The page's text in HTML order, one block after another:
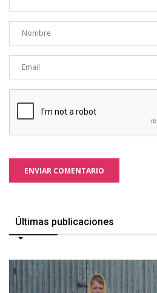
ENVIAR COMENTARIO
Últimas publicaciones